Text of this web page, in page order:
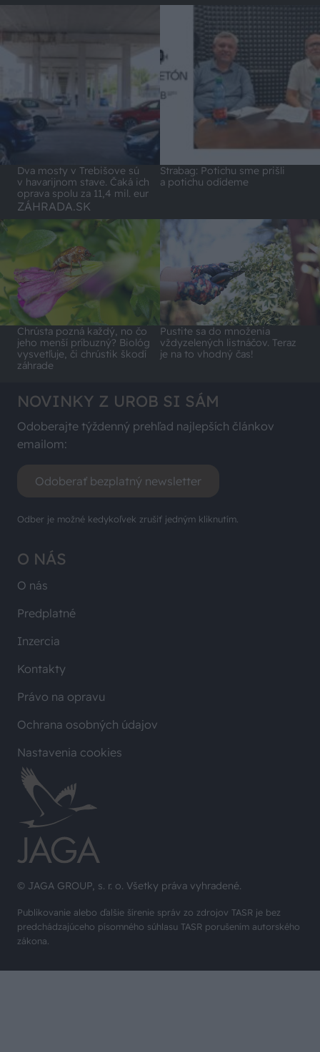
Dva mosty v Trebišove sú
v havarijnom stave. Čaká ich
oprava spolu za 11,4 mil. eur
Strabag: Potichu sme prišli
a potichu odídeme
ZÁHRADA.SK
Chrústa pozná každý, no čo
jeho menší príbuzný? Biológ
vysvetľuje, či chrústik škodí
záhrade
Pustite sa do množenia
vždyzelených listnáčov. Teraz
je na to vhodný čas!
© JAGA GROUP, s. r. o. Všetky práva vyhradené.
Publikovanie alebo ďalšie šírenie správ zo zdrojov TASR je bez
predchádzajúceho písomného súhlasu TASR porušením autorského
zákona.
O NÁS
O nás
Predplatné
Inzercia
Kontakty
Právo na opravu
Ochrana osobných údajov
Nastavenia cookies
NOVINKY Z UROB SI SÁM
Odoberajte týždenný prehľad najlepších článkov
emailom:
Odoberať bezplatný newsletter
Odber je možné kedykoľvek zrušiť jedným kliknutím.